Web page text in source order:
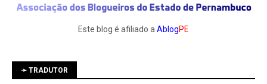
Este blog é afiliado a AblogPE
➛ TRADUTOR